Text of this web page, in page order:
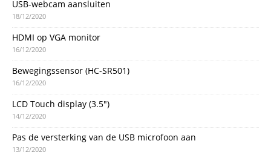
USB-webcam aansluiten
18/12/2020
HDMI op VGA monitor
16/12/2020
Bewegingssensor (HC-SR501)
16/12/2020
LCD Touch display (3.5″)
14/12/2020
Pas de versterking van de USB microfoon aan
13/12/2020